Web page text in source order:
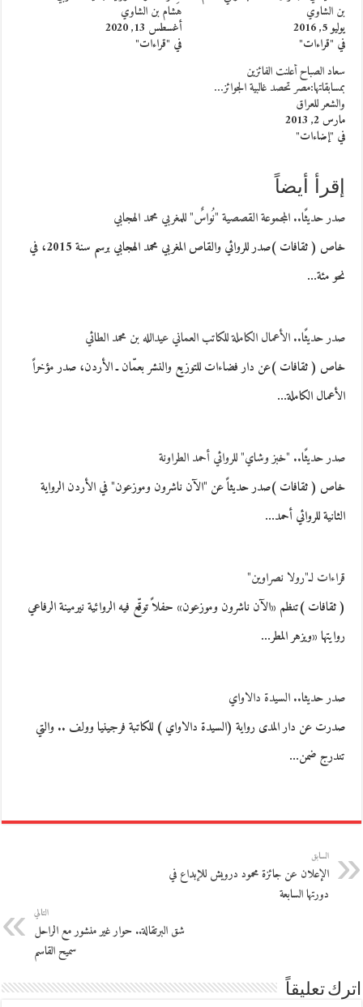
بن الشاوي
يوليو 5, 2016
في "قراءات"
هشام بن الشاوي
أغسطس 13, 2020
في "قراءات"
سعاد الصباح أعلنت الفائزين
بمسابقاتها:مصر تحصد غالبية الجوائز…
والشعر للعراق
مارس 2, 2013
في "إضاءات"
إقرأ أيضاً
صدر حديثًا.. المجموعة القصصية "نُواسٌ" للمغربي محمد الهجابي
خاص ( ثقافات )صدر للروائي والقاص المغربي محمد الهجابي برسم سنة 2015، في
نحو مئة…
صدر حديثًا.. الأعمال الكاملة للكاتب العماني عيدالله بن محمد الطائي
خاص ( ثقافات )عن دار فضاءات للتوزيع والنشر بعمّان ـ الأردن، صدر مؤخراً
الأعمال الكاملة…
صدر حديثًا.. "خبز وشاي" للروائي أحمد الطراونة
خاص ( ثقافات )صدر حديثاً عن "الآن ناشرون وموزعون" في الأردن الرواية
الثانية للروائي أحمد…
قراءات لـ"رولا نصراوين"
( ثقافات )تنظم «الآن ناشرون وموزعون» حفلاً توقّع فيه الروائية نيرمينة الرفاعي
روايتها «ويزهر المطر…
صدر حديثا.. السيدة دالاواي
صدرت عن دار المدى رواية (السيدة دالاواي ) للكاتبة فرجينيا وولف .. والتي
تندرج ضمن…
السابق
الإعلان عن جائزة محمود درويش للإبداع في
دورتها السابعة
التالي
شق البرتقالة.. حوار غير منشور مع الراحل
سميح القاسم
اترك تعليقاً